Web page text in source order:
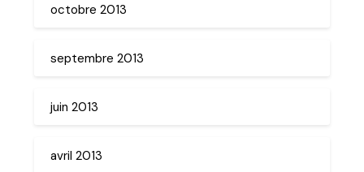
octobre 2013
septembre 2013
juin 2013
avril 2013